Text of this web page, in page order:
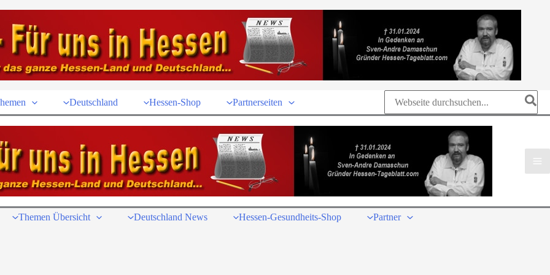
Deutschland Hessen-Shop Partnerseiten
Search
for:
Themen Übersicht Deutschland News Hessen-Gesundheits-Shop
Partner